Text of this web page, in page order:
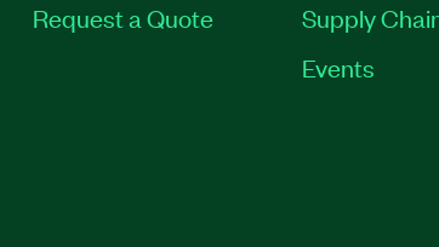
Request a Quote
Supply
Events